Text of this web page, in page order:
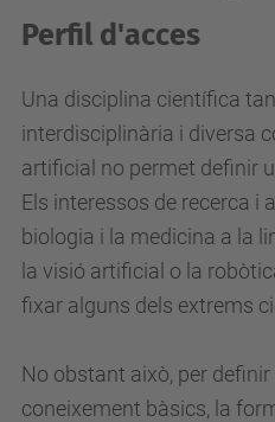
Perfil d'acces
Una disciplina científica
interdisciplinària i diversa
artificial no permet definir
Els interessos de recerca i
biologia i la medicina a la
la visió artificial o la
fixar alguns dels extrems
No obstant això, per
coneixement bàsics, la